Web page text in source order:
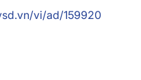
vi/ad/159920